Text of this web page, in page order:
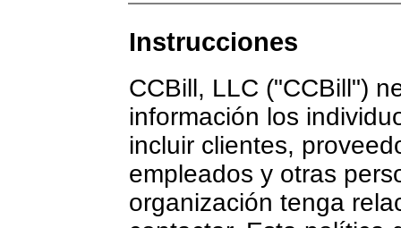
Instrucciones
CCBill, LLC ("CCBill")
información los
incluir clientes,
empleados y otras
organización tenga